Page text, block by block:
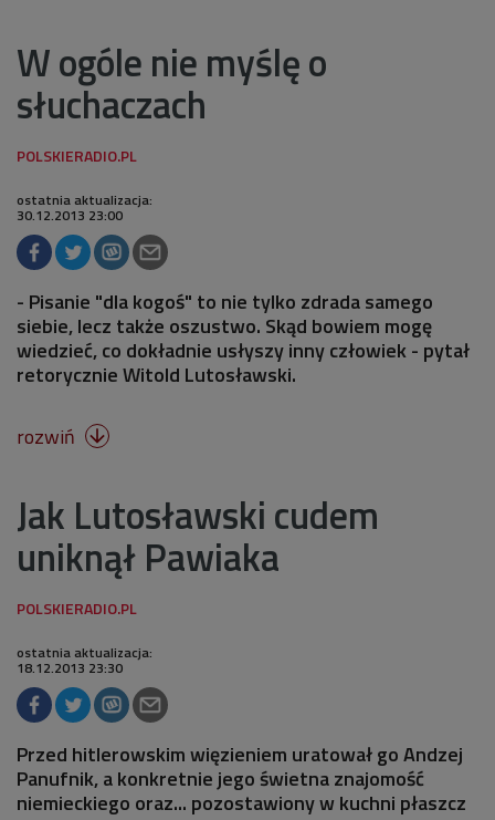
W ogóle nie myślę o
słuchaczach
ostatnia aktualizacja:
30.12.2013 23:00
- Pisanie "dla kogoś" to nie tylko zdrada samego
siebie, lecz także oszustwo. Skąd bowiem mogę
wiedzieć, co dokładnie usłyszy inny człowiek - pytał
retorycznie Witold Lutosławski.
rozwiń 
Jak Lutosławski cudem
uniknął Pawiaka
ostatnia aktualizacja:
18.12.2013 23:30
Przed hitlerowskim więzieniem uratował go Andzej
Panufnik, a konkretnie jego świetna znajomość
niemieckiego oraz... pozostawiony w kuchni płaszcz